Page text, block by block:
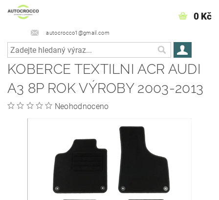
autocrocco1@gmail.com
0 Kč
KOBERCE TEXTILNI ACR AUDI
A3 8P ROK VÝROBY 2003-2013
Neohodnoceno